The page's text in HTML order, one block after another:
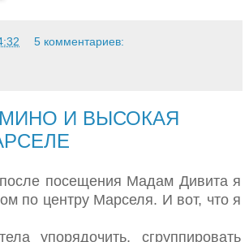
5 комментариев:
И ВЫСОКАЯ
посещения Мадам Дивита я
по центру Марселя. И вот, что я
упорядочить, сгруппировать